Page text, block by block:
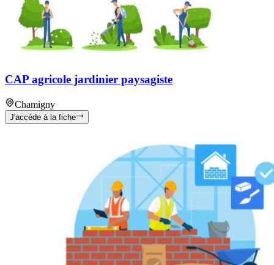
CAP agricole jardinier paysagiste
Chamigny
J'accède à la fiche